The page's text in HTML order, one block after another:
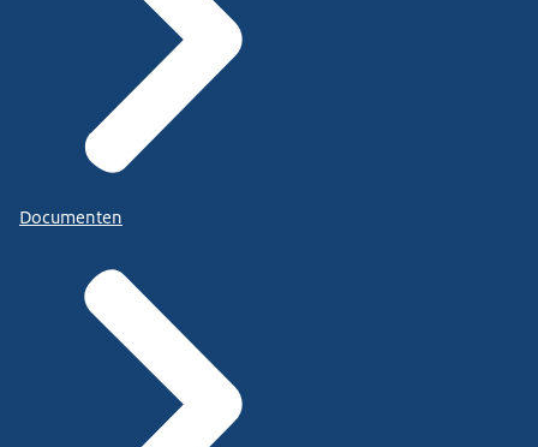
Documenten